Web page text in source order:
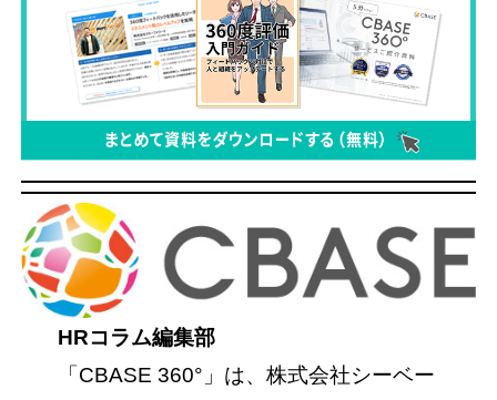
HRコラム編集部
「CBASE 360°」は、株式会社シーベー